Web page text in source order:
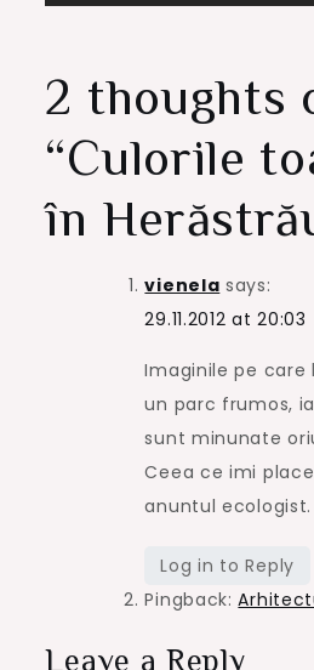
2 thoughts
“Culorile
în
vienela says:
29.11.2012 at 20:03
Imaginile pe care
un parc frumos,
sunt minunate
Ceea ce imi
anuntul
Log in to Reply
Pingback:
Leave a Reply